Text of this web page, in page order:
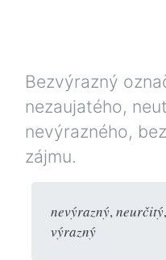
Bezvýrazný
nezaujatého,
nevýrazného,
zájmu.
nevýrazný,neurčitý,
výrazný